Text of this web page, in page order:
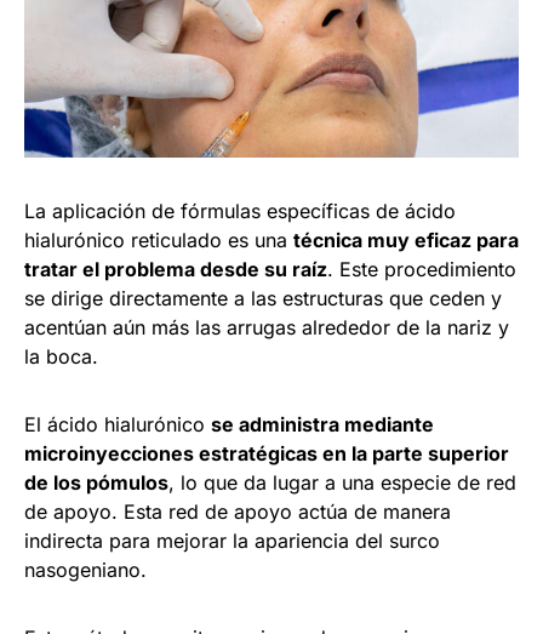
La aplicación de fórmulas específicas de ácido
hialurónico reticulado es una técnica muy eficaz para
tratar el problema desde su raíz. Este procedimiento
se dirige directamente a las estructuras que ceden y
acentúan aún más las arrugas alrededor de la nariz y
la boca.
El ácido hialurónico se administra mediante
microinyecciones estratégicas en la parte superior
de los pómulos, lo que da lugar a una especie de red
de apoyo. Esta red de apoyo actúa de manera
indirecta para mejorar la apariencia del surco
nasogeniano.